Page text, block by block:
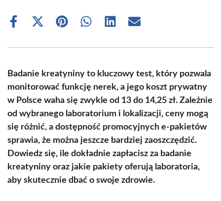
Share
Share
(Twitter)
Share Share Share Share
Badanie kreatyniny to kluczowy test, który pozwala
monitorować funkcję nerek, a jego koszt prywatny
w Polsce waha się zwykle od 13 do 14,25 zł. Zależnie
od wybranego laboratorium i lokalizacji, ceny mogą
się różnić, a dostępność promocyjnych e-pakietów
sprawia, że można jeszcze bardziej zaoszczędzić.
Dowiedz się, ile dokładnie zapłacisz za badanie
kreatyniny oraz jakie pakiety oferują laboratoria,
aby skutecznie dbać o swoje zdrowie.